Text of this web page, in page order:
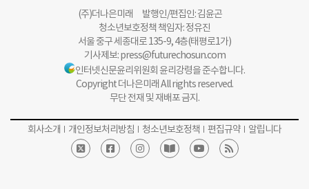
(주)더나은미래 발행인/편집인: 김윤곤
청소년보호정책 책임자: 정유진
서울 중구 세종대로 135-9, 4층(태평로1가)
기사제보:press@futurechosun.com
인터넷신문윤리위원회 윤리강령을 준수합니다.
Copyright 더나은미래 All rights reserved.
무단 전재 및 재배포 금지.
회사소개 개인정보처리방침 청소년보호정책 편집규약 알립니다